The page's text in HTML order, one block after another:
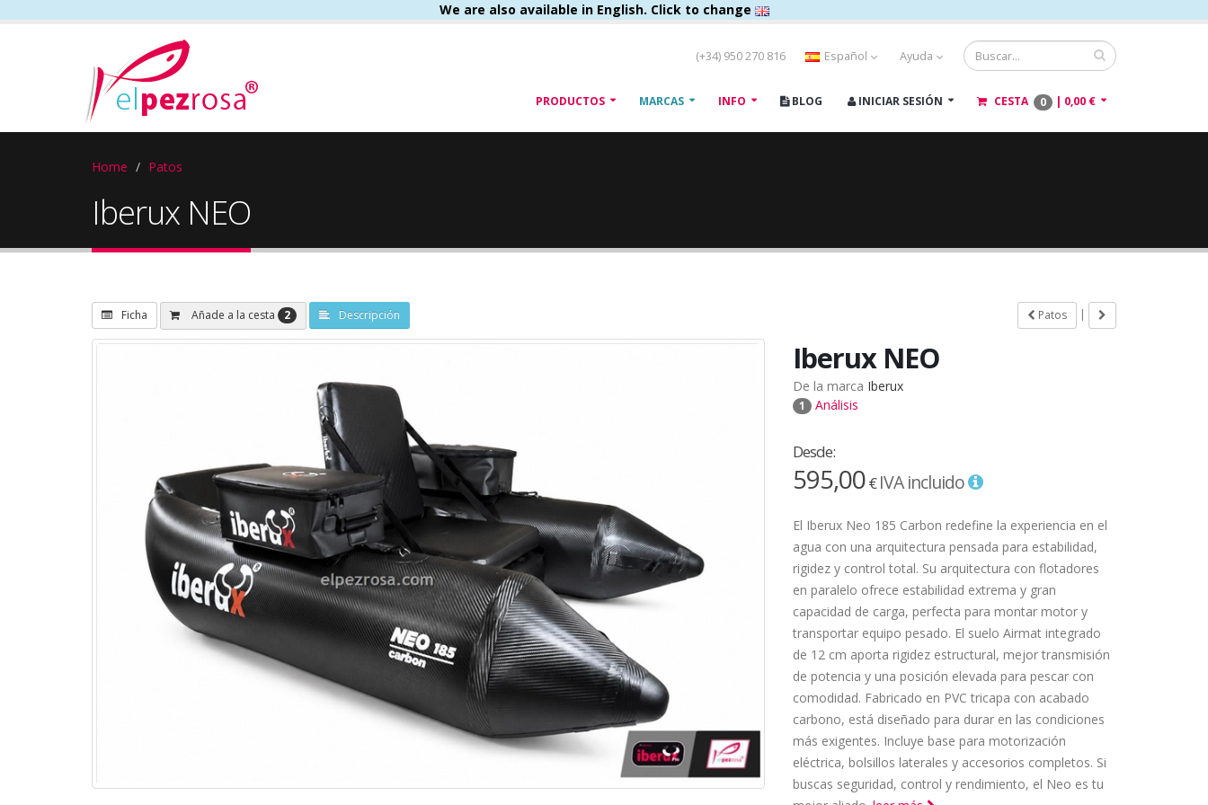
We are also available in English. Click to change
(+34) 950 270 816 Español Ayuda
PRODUCTOS MARCAS INFO BLOG INICIAR SESIÓN CESTA 0 | 0,00 €
Home Patos
Iberux NEO
Ficha Añade a la cesta 2 Descripción Patos |
Iberux NEO
De la marca Iberux
1 Análisis
Desde:
595,00€IVA incluido
El Iberux Neo 185 Carbon redefine la experiencia en el
agua con una arquitectura pensada para estabilidad,
rigidez y control total. Su arquitectura con flotadores
en paralelo ofrece estabilidad extrema y gran
capacidad de carga, perfecta para montar motor y
transportar equipo pesado. El suelo Airmat integrado
de 12 cm aporta rigidez estructural, mejor transmisión
de potencia y una posición elevada para pescar con
comodidad. Fabricado en PVC tricapa con acabado
carbono, está diseñado para durar en las condiciones
más exigentes. Incluye base para motorización
eléctrica, bolsillos laterales y accesorios completos. Si
buscas seguridad, control y rendimiento, el Neo es tu